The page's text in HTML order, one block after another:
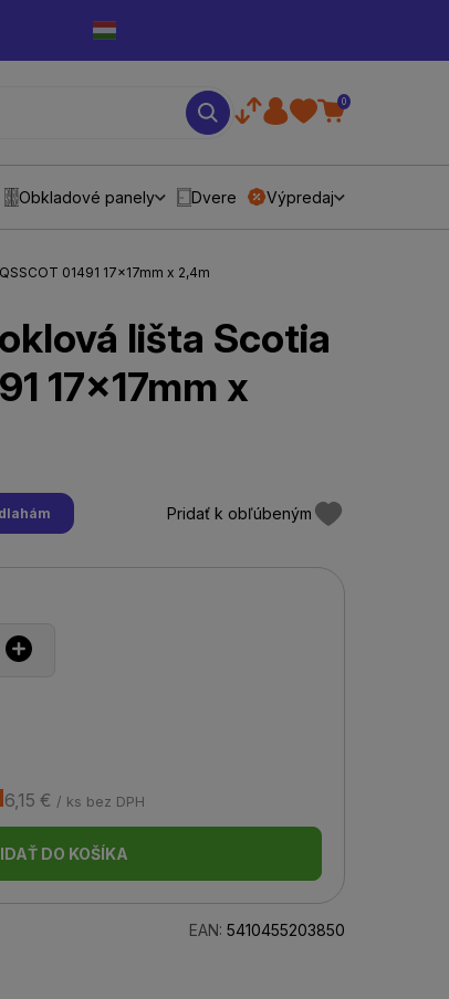
0
Obkladové panely Dvere Výpredaj
01491 17x17mm x 2,4m
lišta Scotia
17x17mm x
Pridať k obľúbeným
6,15 € / ks bez DPH
DO KOŠÍKA
EAN: 5410455203850